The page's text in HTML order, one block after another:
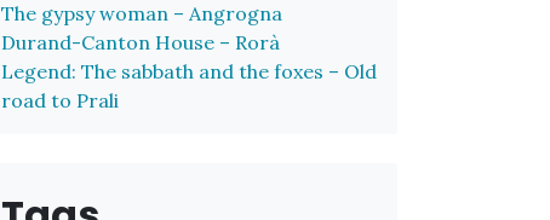
The gypsy woman – Angrogna
Durand-Canton House – Rorà
Legend: The sabbath and the foxes – Old
road to Prali